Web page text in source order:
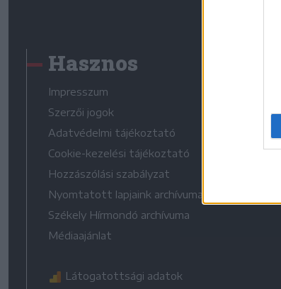
Hasznos
Impresszum
Szerzői jogok
Adatvédelmi tájékoztató
Cookie-kezelési tájékoztató
Hozzászólási szabályzat
Nyomtatott lapjaink archívuma
Székely Hírmondó archívuma
Médiaajánlat
Látogatottsági adatok